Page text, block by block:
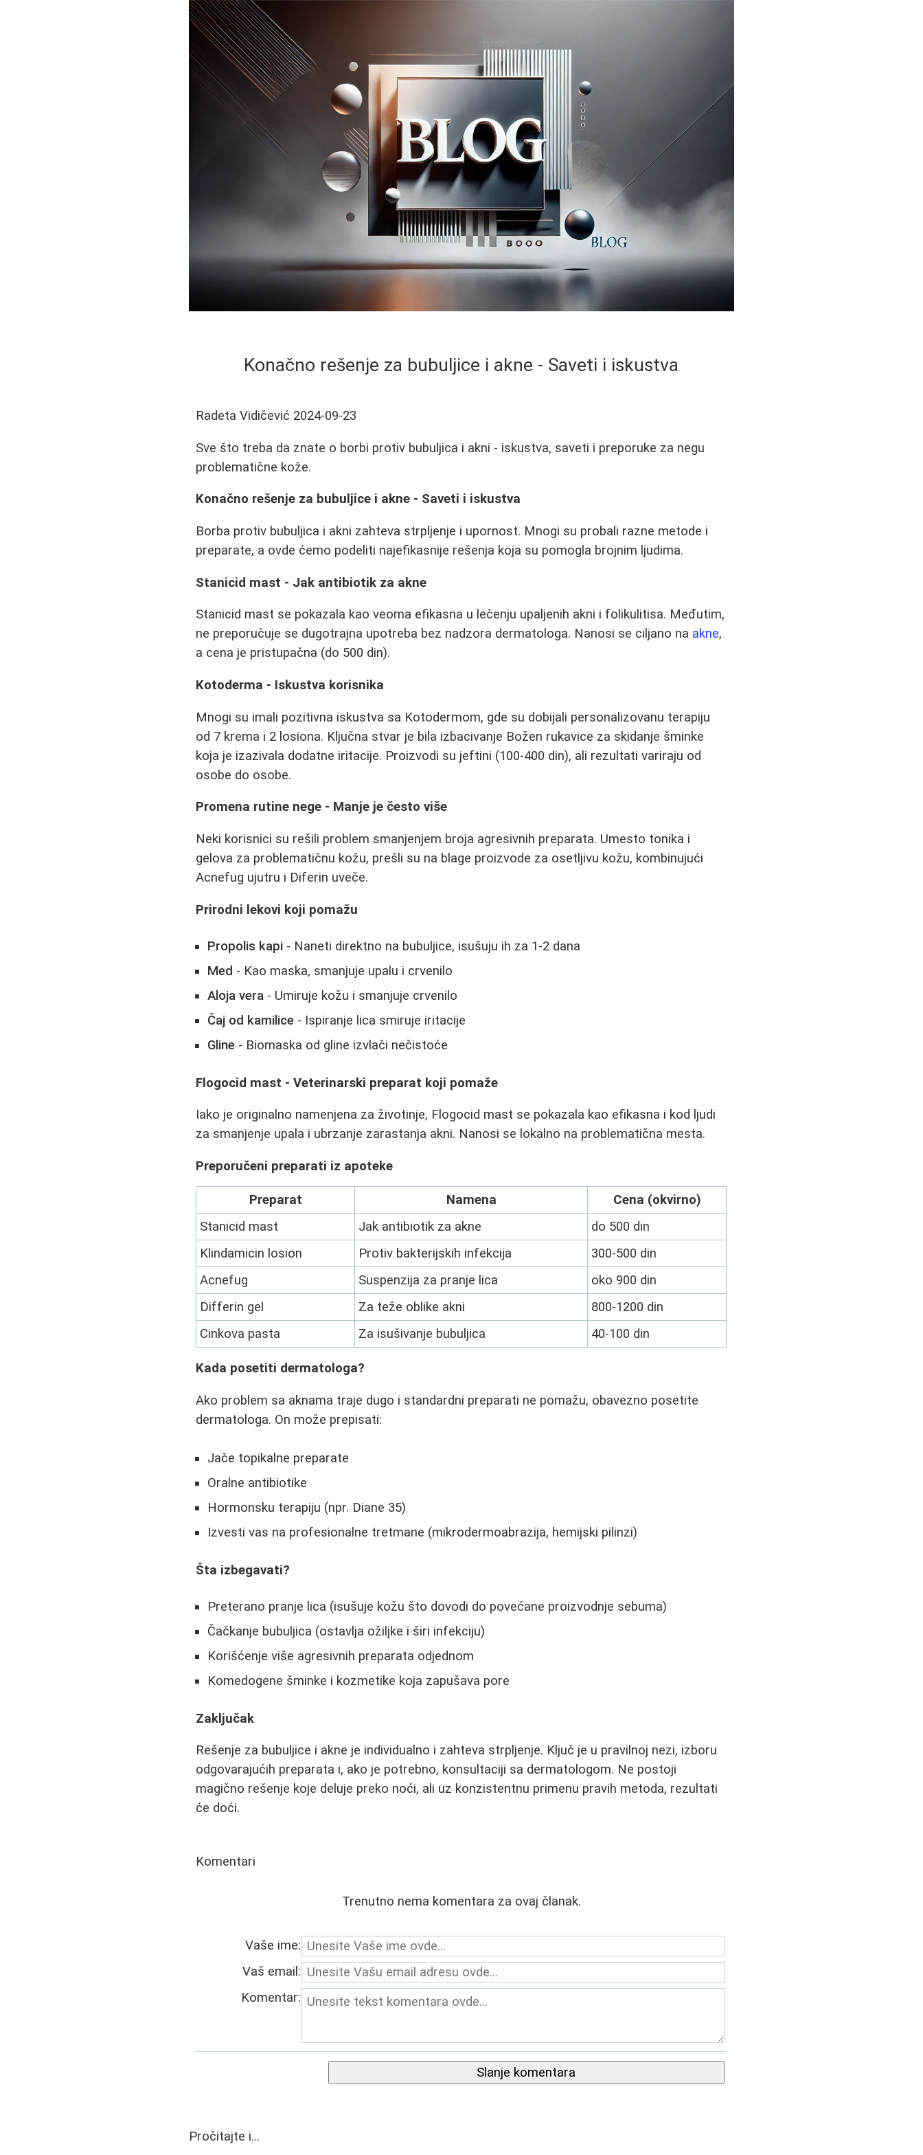
Konačno rešenje za bubuljice i akne - Saveti i iskustva
Radeta Vidičević 2024-09-23
Sve što treba da znate o borbi protiv bubuljica i akni - iskustva, saveti i preporuke za negu
problematične kože.
Konačno rešenje za bubuljice i akne - Saveti i iskustva
Borba protiv bubuljica i akni zahteva strpljenje i upornost. Mnogi su probali razne metode i
preparate, a ovde ćemo podeliti najefikasnije rešenja koja su pomogla brojnim ljudima.
Stanicid mast - Jak antibiotik za akne
Stanicid mast se pokazala kao veoma efikasna u lečenju upaljenih akni i folikulitisa. Međutim,
ne preporučuje se dugotrajna upotreba bez nadzora dermatologa. Nanosi se ciljano na akne,
a cena je pristupačna (do 500 din).
Kotoderma - Iskustva korisnika
Mnogi su imali pozitivna iskustva sa Kotodermom, gde su dobijali personalizovanu terapiju
od 7 krema i 2 losiona. Ključna stvar je bila izbacivanje Božen rukavice za skidanje šminke
koja je izazivala dodatne iritacije. Proizvodi su jeftini (100-400 din), ali rezultati variraju od
osobe do osobe.
Promena rutine nege - Manje je često više
Neki korisnici su rešili problem smanjenjem broja agresivnih preparata. Umesto tonika i
gelova za problematičnu kožu, prešli su na blage proizvode za osetljivu kožu, kombinujući
Acnefug ujutru i Diferin uveče.
Prirodni lekovi koji pomažu
Propolis kapi - Naneti direktno na bubuljice, isušuju ih za 1-2 dana
Med - Kao maska, smanjuje upalu i crvenilo
Aloja vera - Umiruje kožu i smanjuje crvenilo
Čaj od kamilice - Ispiranje lica smiruje iritacije
Gline - Biomaska od gline izvlači nečistoće
Flogocid mast - Veterinarski preparat koji pomaže
Iako je originalno namenjena za životinje, Flogocid mast se pokazala kao efikasna i kod ljudi
za smanjenje upala i ubrzanje zarastanja akni. Nanosi se lokalno na problematična mesta.
Preporučeni preparati iz apoteke
Preparat Namena
Cena (okvirno)
Stanicid mast
Jak antibiotik za akne
do 500 din
Klindamicin losion
Protiv bakterijskih infekcija
300-500 din
Acnefug
Suspenzija za pranje lica
oko 900 din
Differin gel
Za teže oblike akni
800-1200 din
Cinkova pasta
Za isušivanje bubuljica 40-100 din
Kada posetiti dermatologa?
Ako problem sa aknama traje dugo i standardni preparati ne pomažu, obavezno posetite
dermatologa. On može prepisati:
Jače topikalne preparate
Oralne antibiotike
Hormonsku terapiju (npr. Diane 35)
Izvesti vas na profesionalne tretmane (mikrodermoabrazija, hemijski pilinzi)
Šta izbegavati?
Preterano pranje lica (isušuje kožu što dovodi do povećane proizvodnje sebuma)
Čačkanje bubuljica (ostavlja ožiljke i širi infekciju)
Korišćenje više agresivnih preparata odjednom
Komedogene šminke i kozmetike koja zapušava pore
Zaključak
Rešenje za bubuljice i akne je individualno i zahteva strpljenje. Ključ je u pravilnoj nezi, izboru
odgovarajućih preparata i, ako je potrebno, konsultaciji sa dermatologom. Ne postoji
magično rešenje koje deluje preko noći, ali uz konzistentnu primenu pravih metoda, rezultati
će doći.
Komentari
Trenutno nema komentara za ovaj članak.
Vaše ime:
Vaš email:
Komentar:
Slanje komentara
Pročitajte i...